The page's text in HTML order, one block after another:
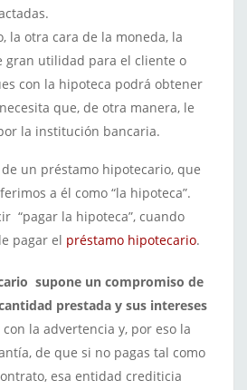
la otra cara de la moneda, la
gran utilidad para el cliente o
con la hipoteca podrá obtener
que, de otra manera, le
la institución bancaria.
un préstamo hipotecario, que
a él como “la hipoteca”.
“pagar la hipoteca”, cuando
pagar el préstamo hipotecario.
supone un compromiso de
prestada y sus intereses
la advertencia y, por eso la
de que si no pagas tal como
esa entidad crediticia